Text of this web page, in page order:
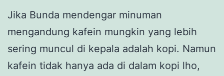
Jika Bunda mendengar minuman
mengandung kafein mungkin yang lebih
sering muncul di kepala adalah kopi. Namun
kafein tidak hanya ada di dalam kopi lho,